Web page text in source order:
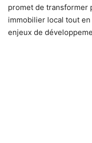
promet de transformer
immobilier local tout
enjeux de